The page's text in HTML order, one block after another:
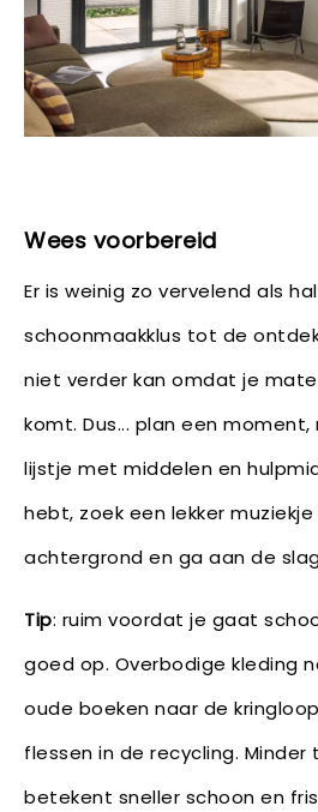
Wees voorbereid
Er is weinig zo vervelend als
schoonmaakklus tot de
niet verder kan omdat je
komt. Dus... plan een
lijstje met middelen en
hebt, zoek een lekker
achtergrond en ga aan de
Tip: ruim voordat je gaat
goed op. Overbodige kleding
oude boeken naar de
flessen in de recycling. Minder
betekent sneller schoon en